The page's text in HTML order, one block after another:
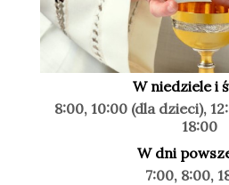
W niedziele i
8:00, 10:00 (dla dzieci),
18:00
W dni
7:00, 8:00,